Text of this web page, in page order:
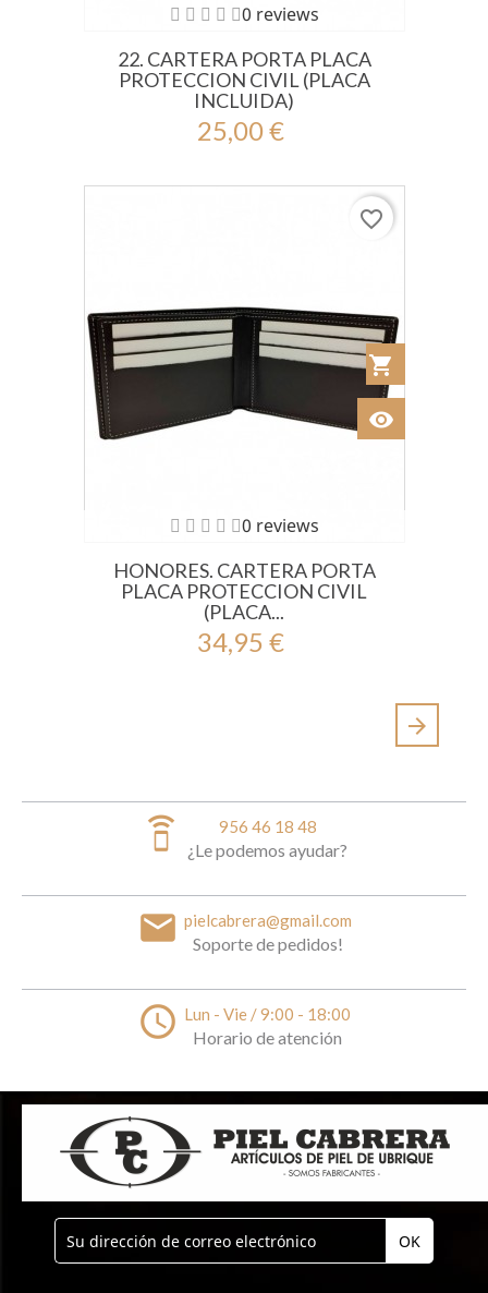
0 reviews
22. CARTERA PORTA PLACA
PROTECCION CIVIL (PLACA
INCLUIDA)
25,00 €
0 reviews
HONORES. CARTERA PORTA
PLACA PROTECCION CIVIL
(PLACA...
34,95 €
shopping_cart
visibility
favorite_border
arrow_forward
speaker_phone 956 46 18 48
¿Le podemos ayudar?
email pielcabrera@gmail.com
Soporte de pedidos!
access_time Lun - Vie / 9:00 - 18:00
Horario de atención